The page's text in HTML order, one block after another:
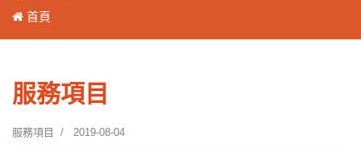
首頁
服務項目
服務項目 2019-08-04